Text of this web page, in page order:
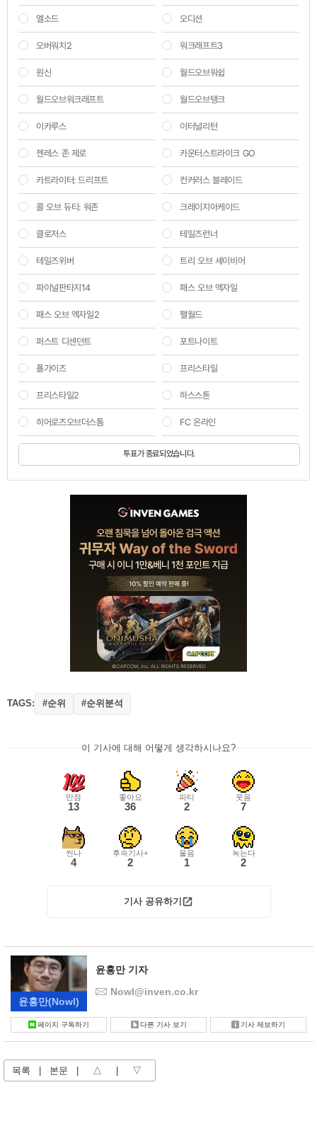
엘소드 오디션
오버워치2 워크래프트3
원신 월드오브워쉽
월드오브워크래프트 월드오브탱크
이카루스 이터널리턴
젠레스 존 제로 카운터스트라이크 GO
카트라이터: 드리프트 컨커러스 블레이드
콜 오브 듀티: 워존 크레이지아케이드
클로저스 테일즈런너
테일즈위버 트리 오브 세이비어
파이널판타지14 패스 오브 엑자일
패스 오브 엑자일2 팰월드
퍼스트 디센던트 포트나이트
폴가이즈 프리스타일
프리스타일2 하스스톤
히어로즈오브더스톰 FC 온라인
투표가 종료되었습니다.
TAGS: #순위 #순위분석
이 기사에 대해 어떻게 생각하시나요?
만점
13
좋아요
36
파티
2
웃음
7
씬나
4
후속기사+
2
울음
1
녹는다
2
기사 공유하기
윤홍만(Nowl)
윤홍만 기자
Nowl@inven.co.kr
페이지 구독하기 다른 기사 보기 기사 제보하기
목록 본문 △ ▽